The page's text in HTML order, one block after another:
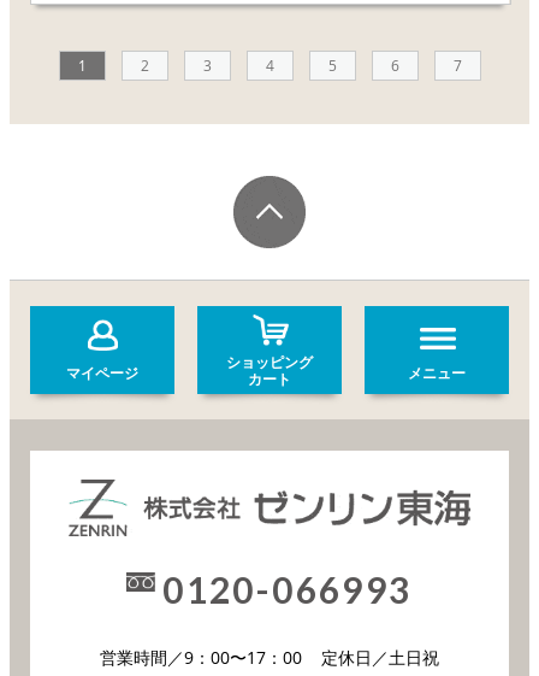
1 2 3 4 5 6 7
マイページ
ショッピング
カート
メニュー
0120-066993
営業時間／9：00〜17：00 定休日／土日祝